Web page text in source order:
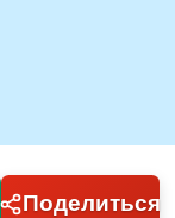
Поделиться